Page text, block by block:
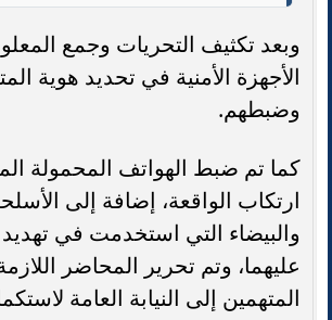
وبعد تكثيف التحريات وجمع
الأجهزة الأمنية في تحديد هوية
وضبطهم.
كما تم ضبط الهواتف المحمولة
ارتكاب الواقعة، إضافة إلى
والبيضاء التي استخدمت في
عليهما، وتم تحرير المحاضر
المتهمين إلى النيابة العامة